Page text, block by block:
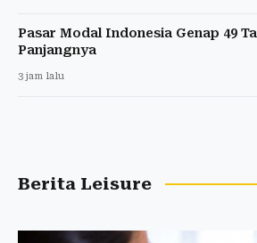
Pasar Modal Indonesia Genap 49
Panjangnya
3 jam lalu
Berita Leisure